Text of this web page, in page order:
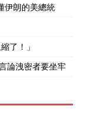
伊朗的美總統
了！」
論洩密者要坐牢